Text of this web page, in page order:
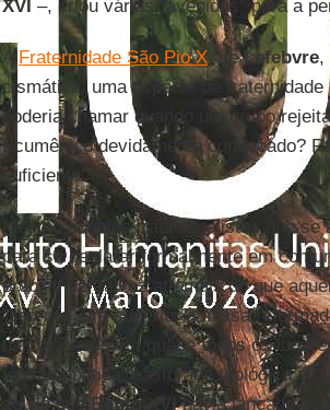
XVI –, criou várias “avenidas” para a
A Fraternidade São Pio X, deLefebvre,
cismática, uma espécie de
poderia chamar quando um grupo
Ecumênico devidamente convocado?
suficiente.
Mesmo aqueles tradicionalistas que se
para se declarar formalmente em
problemas, talvez até mais do que
“seu rito” era superior à missa
nas dioceses em quase todos os
tensão política, pastoral e teológica a
aquilo queBento XVIhavia lançado